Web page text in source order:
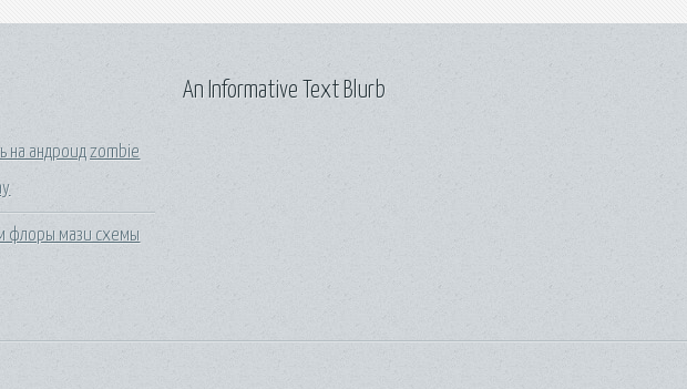
на андроид zombie
флоры мази схемы
An Informative Text Blurb